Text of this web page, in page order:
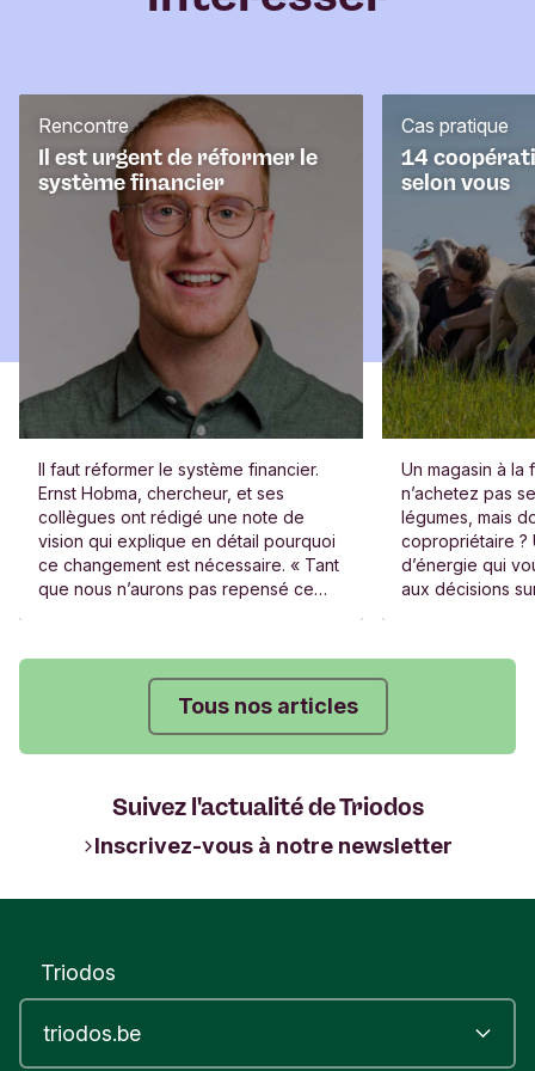
Il est urgent de réformer le
système financier
Rencontre
Il faut réformer le système financier.
Ernst Hobma, chercheur, et ses
collègues ont rédigé une note de
vision qui explique en détail pourquoi
ce changement est nécessaire. « Tant
que nous n’aurons pas repensé ce
14
selon vous
Cas pratique
Un magasin à la
n’achetez pas
légumes, mais
copropriétaire ?
d’énergie qui
aux décisions
Tous nos articles
Suivez l'actualité de Triodos
Inscrivez-vous à notre newsletter
Triodos